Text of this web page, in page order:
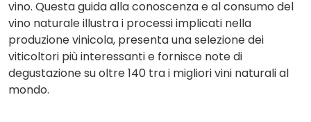
vino. Questa guida alla conoscenza e al consumo del
vino naturale illustra i processi implicati nella
produzione vinicola, presenta una selezione dei
viticoltori più interessanti e fornisce note di
degustazione su oltre 140 tra i migliori vini naturali al
mondo.